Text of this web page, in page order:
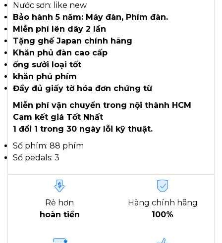
Nước sơn: like new
Bảo hành 5 năm: Máy đàn, Phím đàn.
Miễn phí lên dây 2 lần
Tặng ghế Japan chính hãng
Khăn phủ đàn cao cấp
ống sưởi loại tốt
khăn phủ phím
Đầy đủ giấy tờ hóa đơn chứng từ
Miễn phí vận chuyển trong nội thành HCM
Cam kết giá Tốt Nhất
1 đổi 1 trong 30 ngày lỗi kỹ thuật.
Số phím: 88 phím
Số pedals: 3
Rẻ hơn
hoàn tiền
Hàng chính hãng
100%